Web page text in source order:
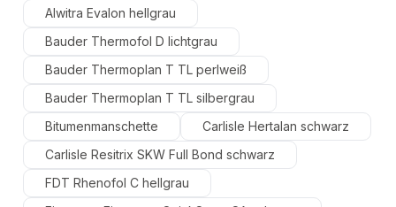
Alwitra Evalon hellgrau
Bauder Thermofol D lichtgrau
Bauder Thermoplan T TL perlweiß
Bauder Thermoplan T TL silbergrau
Bitumenmanschette
Carlisle Hertalan schwarz
Carlisle Resitrix SKW Full Bond schwarz
FDT Rhenofol C hellgrau